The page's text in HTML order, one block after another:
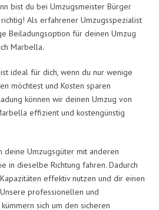
bist du bei Umzugsmeister Bürger
Als erfahrener Umzugsspezialist
Beiladungsoption für deinen Umzug
Marbella.
ideal für dich, wenn du nur wenige
möchtest und Kosten sparen
können wir deinen Umzug von
effizient und kostengünstig
Umzugsgüter mit anderen
in dieselbe Richtung fahren. Dadurch
effektiv nutzen und dir einen
professionellen und
sich um den sicheren